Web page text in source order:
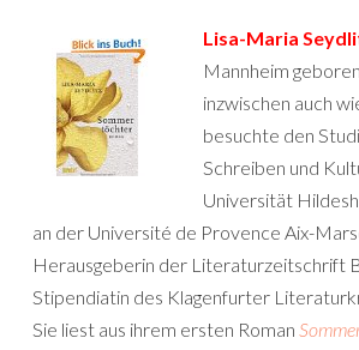
Lisa-Maria
Mannheim
inzwischen auch
besuchte den
Schreiben und
Universität
an der Université de Provence Aix-
Herausgeberin der Literaturzeitschrift
Stipendiatin des Klagenfurter
Sie liest aus ihrem ersten Roman